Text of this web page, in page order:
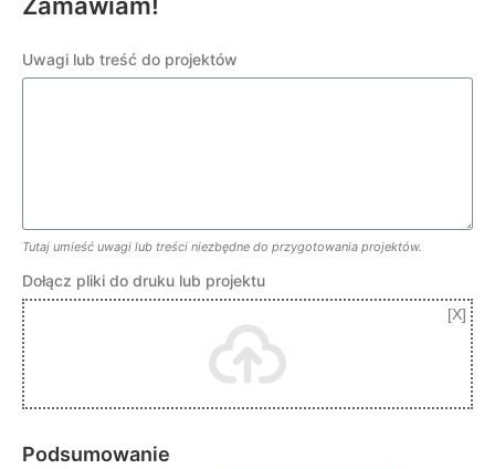
Uwagi lub treść do projektów
Tutaj umieść uwagi lub treści niezbędne do przygotowania projektów.
Dołącz pliki do druku lub projektu
Podsumowanie